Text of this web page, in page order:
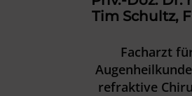
Tim Schultz,
Facharzt
refraktive